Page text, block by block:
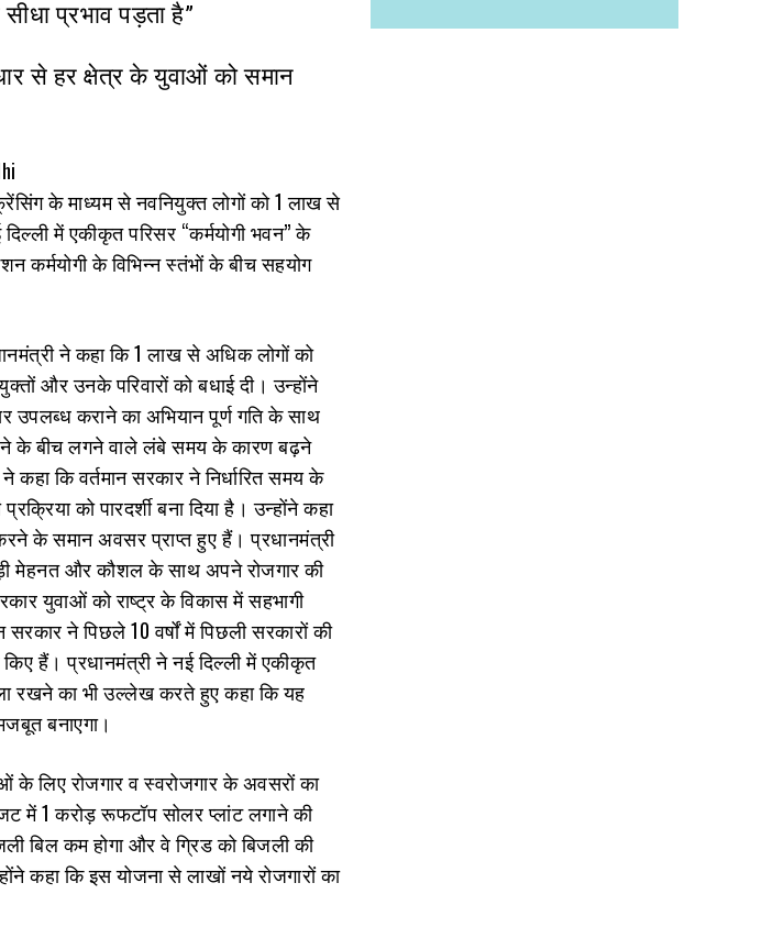
प्रभाव पड़ता है”
से हर क्षेत्र के युवाओं को समान
के माध्यम से नवनियुक्त लोगों को 1 लाख से
में एकीकृत परिसर “कर्मयोगी भवन” के
कर्मयोगी के विभिन्न स्तंभों के बीच सहयोग
ने कहा कि 1 लाख से अधिक लोगों को
और उनके परिवारों को बधाई दी। उन्होंने
कराने का अभियान पूर्ण गति के साथ
के बीच लगने वाले लंबे समय के कारण बढ़ने
कहा कि वर्तमान सरकार ने निर्धारित समय के
को पारदर्शी बना दिया है। उन्होंने कहा
के समान अवसर प्राप्त हुए हैं। प्रधानमंत्री
मेहनत और कौशल के साथ अपने रोजगार की
युवाओं को राष्ट्र के विकास में सहभागी
ने पिछले 10 वर्षों में पिछली सरकारों की
हैं। प्रधानमंत्री ने नई दिल्ली में एकीकृत
रखने का भी उल्‍लेख करते हुए कहा कि यह
बनाएगा।
लिए रोजगार व स्वरोजगार के अवसरों का
में 1 करोड़ रूफटॉप सोलर प्लांट लगाने की
बिल कम होगा और वे ग्रिड को बिजली की
कहा कि इस योजना से लाखों नये रोजगारों का